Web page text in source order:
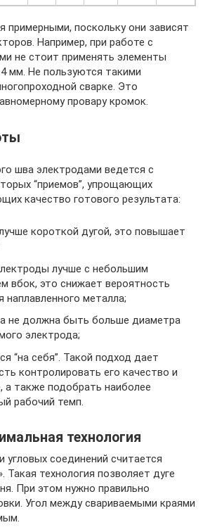
примерными, поскольку они зависят
Например, при работе с
не стоит применять элементы
мм. Не пользуются такими
сварке. Это
провару кромок.
шва электродами ведется с
“приемов”, упрощающих
качество готового результата:
короткой дугой, это повышает
лучше с небольшим
вбок, это снижает вероятность
наплавленного металла;
не должна быть больше диаметра
электрода;
“на себя”. Такой подход дает
контролировать его качество и
а также подобрать наиболее
рабочий темп.
технология
угловых соединений считается
Такая технология позволяет дуге
При этом нужно правильно
Угол между свариваемыми краями